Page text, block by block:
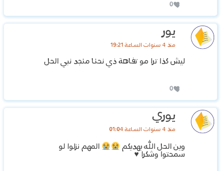
0
يور
منذ 4 سنوات الساعة 19:21
ليش كذا ترا مو تفاهة ذي نحنا منجد نبي الحل
0
يوري
منذ 4 سنوات الساعة 01:04
وين الحل الله يهديكم
المهم نزلوا لو
سمحتوا وشكرا ♥️